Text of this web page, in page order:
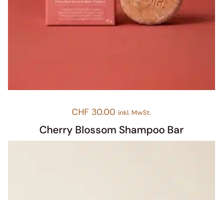
CHF 30.00 inkl. MwSt.
Cherry Blossom Shampoo Bar